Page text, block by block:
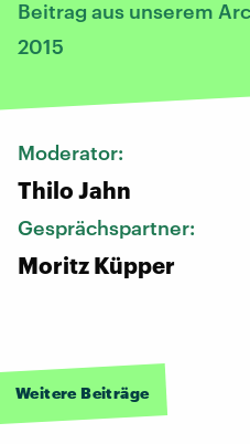
Beitrag aus unserem
2015
Moderator:
Thilo Jahn
Gesprächspartner:
Moritz Küpper
Weitere Beiträge